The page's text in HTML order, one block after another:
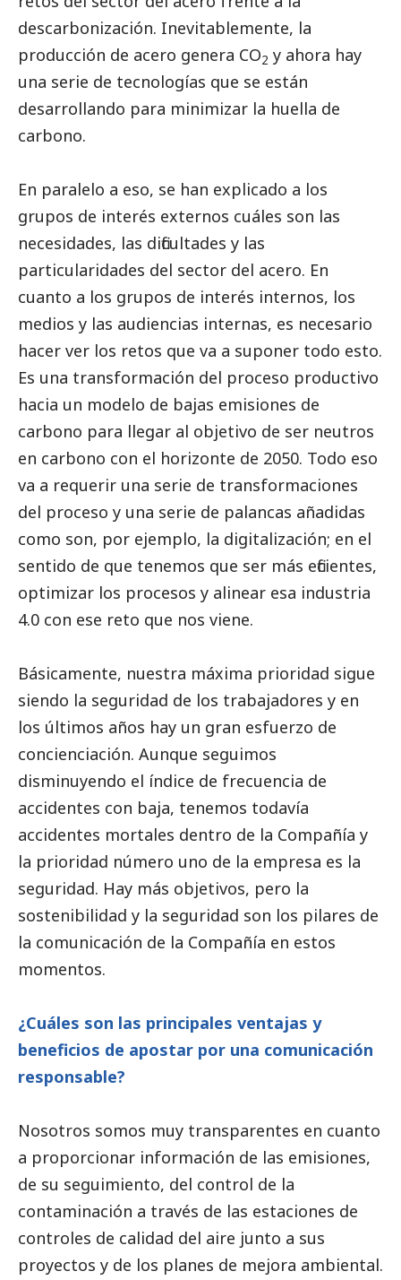
descarbonización. Inevitablemente, la
producción de acero genera CO2 y ahora hay
una serie de tecnologías que se están
desarrollando para minimizar la huella de
carbono.
En paralelo a eso, se han explicado a los
grupos de interés externos cuáles son las
necesidades, las dificultades y las
particularidades del sector del acero. En
cuanto a los grupos de interés internos, los
medios y las audiencias internas, es necesario
hacer ver los retos que va a suponer todo esto.
Es una transformación del proceso productivo
hacia un modelo de bajas emisiones de
carbono para llegar al objetivo de ser neutros
en carbono con el horizonte de 2050. Todo eso
va a requerir una serie de transformaciones
del proceso y una serie de palancas añadidas
como son, por ejemplo, la digitalización; en el
sentido de que tenemos que ser más eficientes,
optimizar los procesos y alinear esa industria
4.0 con ese reto que nos viene.
Básicamente, nuestra máxima prioridad sigue
siendo la seguridad de los trabajadores y en
los últimos años hay un gran esfuerzo de
concienciación. Aunque seguimos
disminuyendo el índice de frecuencia de
accidentes con baja, tenemos todavía
accidentes mortales dentro de la Compañía y
la prioridad número uno de la empresa es la
seguridad. Hay más objetivos, pero la
sostenibilidad y la seguridad son los pilares de
la comunicación de la Compañía en estos
momentos.
¿Cuáles son las principales ventajas y
beneficios de apostar por una comunicación
responsable?
Nosotros somos muy transparentes en cuanto
a proporcionar información de las emisiones,
de su seguimiento, del control de la
contaminación a través de las estaciones de
controles de calidad del aire junto a sus
proyectos y de los planes de mejora ambiental.